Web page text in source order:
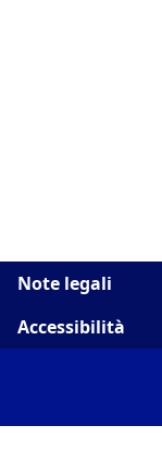
Note legali
Accessibilità